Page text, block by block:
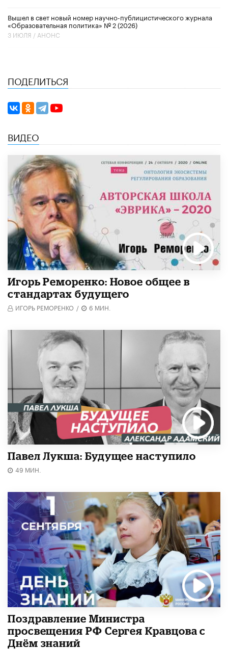
Вышел в свет новый номер научно-публицистического журнала
«Образовательная политика» № 2 (2026)
3 ИЮЛЯ / АНОНС
ПОДЕЛИТЬСЯ
ВИДЕО
Игорь Реморенко: Новое общее в
стандартах будущего
ИГОРЬ РЕМОРЕНКО / 6 МИН.
Павел Лукша: Будущее наступило
49 МИН.
Поздравление Министра
просвещения РФ Сергея Кравцова с
Днём знаний